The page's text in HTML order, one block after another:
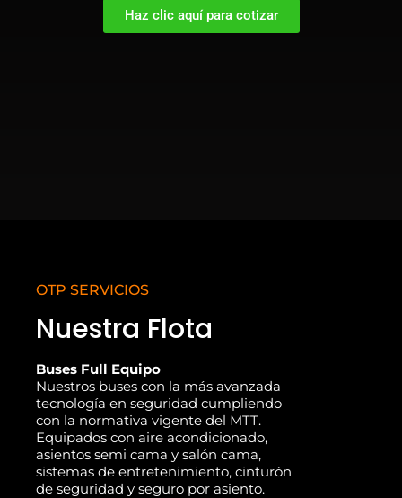
Haz clic aquí para cotizar
OTP SERVICIOS
Nuestra Flota
Buses Full Equipo
Nuestros buses con la más avanzada
tecnología en seguridad cumpliendo
con la normativa vigente del MTT.
Equipados con aire acondicionado,
asientos semi cama y salón cama,
sistemas de entretenimiento, cinturón
de seguridad y seguro por asiento.